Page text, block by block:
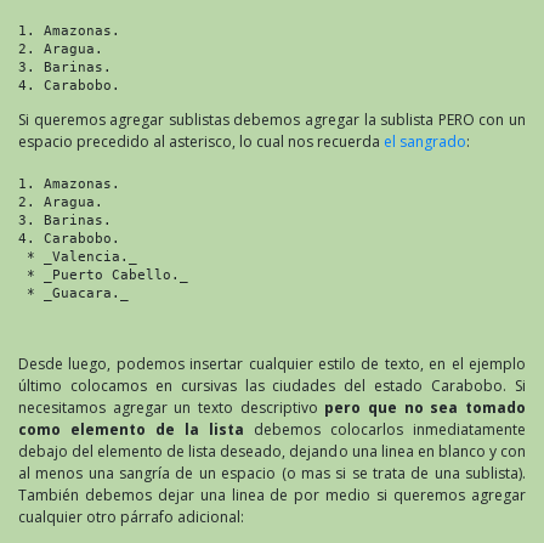
1. Amazonas.
2. Aragua.
3. Barinas.
4. Carabobo.
Si queremos agregar sublistas debemos agregar la sublista PERO con un
espacio precedido al asterisco, lo cual nos recuerda el sangrado:
1. Amazonas.
2. Aragua.
3. Barinas.
4. Carabobo.
* _Valencia._
* _Puerto Cabello._
* _Guacara._
Desde luego, podemos insertar cualquier estilo de texto, en el ejemplo
último colocamos en cursivas las ciudades del estado Carabobo. Si
necesitamos agregar un texto descriptivo pero que no sea tomado
como elemento de la lista debemos colocarlos inmediatamente
debajo del elemento de lista deseado, dejando una linea en blanco y con
al menos una sangría de un espacio (o mas si se trata de una sublista).
También debemos dejar una linea de por medio si queremos agregar
cualquier otro párrafo adicional: